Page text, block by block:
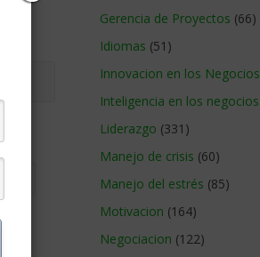
Gerencia de Proyectos (66)
Idiomas (51)
Innovacion en los Negocios
Inteligencia en los negocios
Liderazgo (331)
Manejo de crisis (60)
Manejo del estrés (85)
Motivacion (164)
Negociacion (122)